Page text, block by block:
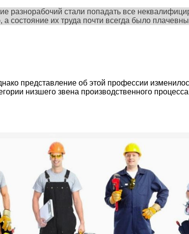
разнорабочий стали попадать все
состояние их труда почти всегда было
представление об этой профессии
низшего звена производственного